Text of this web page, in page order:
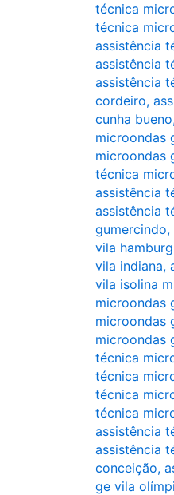
técnica
técnica
assistência
assistência
assistência
cordeiro,
cunha bueno
microondas
microondas
técnica
assistência
assistência
gumercindo,
vila
vila indiana,
vila isolina
microondas
microondas
microondas
técnica
técnica
técnica
técnica
assistência
assistência
conceição,
ge vila